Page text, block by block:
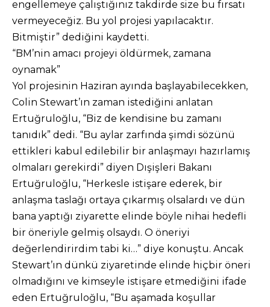
engellemeye çalıştığınız takdirde size bu fırsatı
vermeyeceğiz. Bu yol projesi yapılacaktır.
Bitmiştir” dediğini kaydetti.
“BM’nin amacı projeyi öldürmek, zamana
oynamak”
Yol projesinin Haziran ayında başlayabilecekken,
Colin Stewart’ın zaman istediğini anlatan
Ertuğruloğlu, “Biz de kendisine bu zamanı
tanıdık” dedi. “Bu aylar zarfında şimdi sözünü
ettikleri kabul edilebilir bir anlaşmayı hazırlamış
olmaları gerekirdi” diyen Dışişleri Bakanı
Ertuğruloğlu, “Herkesle istişare ederek, bir
anlaşma taslağı ortaya çıkarmış olsalardı ve dün
bana yaptığı ziyarette elinde böyle nihai hedefli
bir öneriyle gelmiş olsaydı. O öneriyi
değerlendirirdim tabi ki…” diye konuştu. Ancak
Stewart’ın dünkü ziyaretinde elinde hiçbir öneri
olmadığını ve kimseyle istişare etmediğini ifade
eden Ertuğruloğlu, “Bu aşamada koşullar